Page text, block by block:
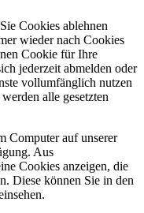
Cookies ablehnen
wieder nach Cookies
Cookie für Ihre
jederzeit abmelden oder
vollumfänglich nutzen
alle gesetzten
Computer auf unserer
Aus
Cookies anzeigen, die
Diese können Sie in den